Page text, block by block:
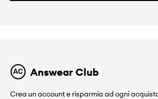
Answear Club
Crea un account e risparmia ad ogni